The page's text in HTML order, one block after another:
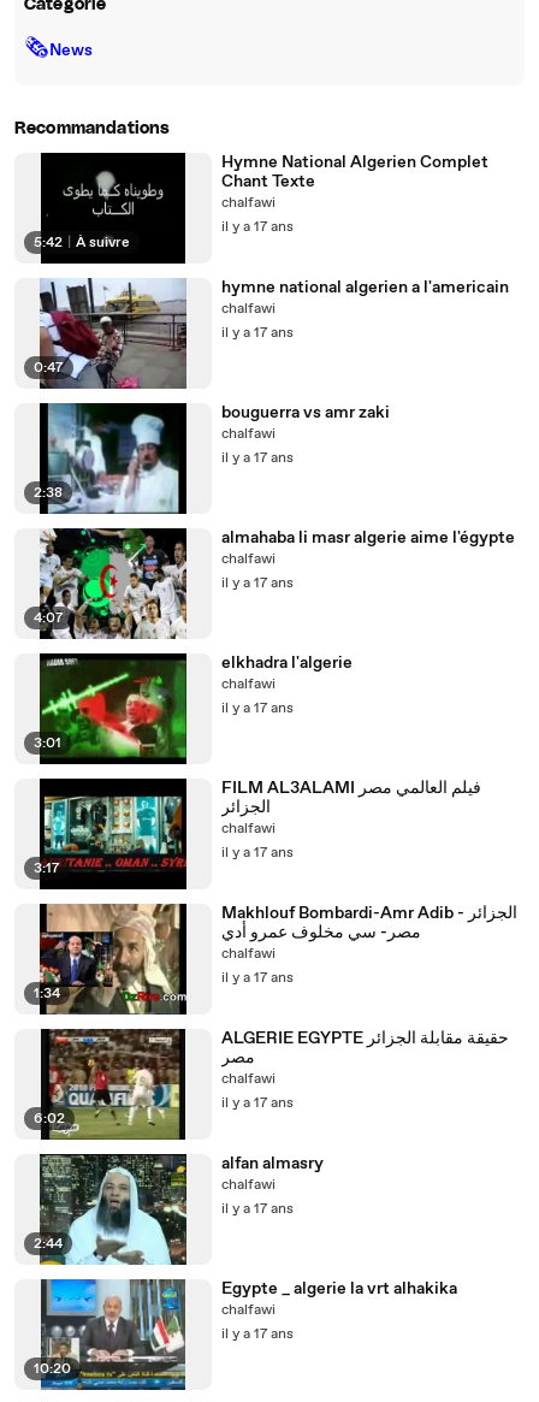
Catégorie
🗞News
Recommandations
5:42 À suivre
Hymne National Algerien Complet
Chant Texte
chalfawi
il y a 17 ans
0:47
hymne national algerien a l'americain
chalfawi
il y a 17 ans
2:38
bouguerra vs amr zaki
chalfawi
il y a 17 ans
4:07
almahaba li masr algerie aime l'égypte
chalfawi
il y a 17 ans
3:01
elkhadra l'algerie
chalfawi
il y a 17 ans
3:17
FILM AL3ALAMI فيلم العالمي مصر
الجزائر
chalfawi
il y a 17 ans
1:34
Makhlouf Bombardi-Amr Adib - الجزائر
مصر- سي مخلوف عمرو أدي
chalfawi
il y a 17 ans
6:02
ALGERIE EGYPTE حقيقة مقابلة الجزائر
مصر
chalfawi
il y a 17 ans
2:44
alfan almasry
chalfawi
il y a 17 ans
10:20
Egypte _ algerie la vrt alhakika
chalfawi
il y a 17 ans